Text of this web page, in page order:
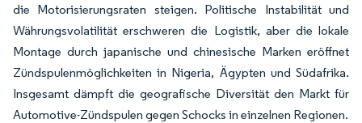
die Motorisierungsraten steigen. Politische Instabilität und
Währungsvolatilität erschweren die Logistik, aber die lokale
Montage durch japanische und chinesische Marken eröffnet
Zündspulenmöglichkeiten in Nigeria, Ägypten und Südafrika.
Insgesamt dämpft die geografische Diversität den Markt für
Automotive-Zündspulen gegen Schocks in einzelnen Regionen.